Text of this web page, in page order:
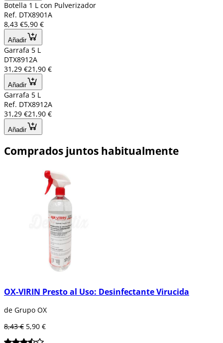
Botella 1 L con Pulverizador
Ref. DTX8901A
8,43 €5,90 €
Añadir
Garrafa 5 L
DTX8912A
31,29 €21,90 €
Añadir
Garrafa 5 L
Ref. DTX8912A
31,29 €21,90 €
Añadir
Comprados juntos habitualmente
OX-VIRIN Presto al Uso: Desinfectante Virucida
de Grupo OX
8,43 € 5,90 €